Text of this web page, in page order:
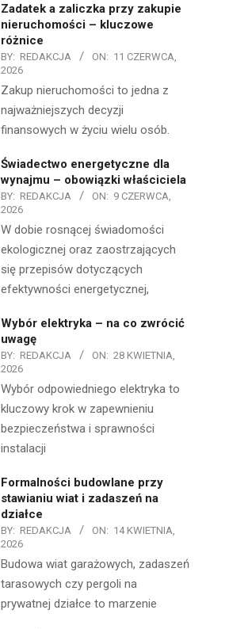
Zadatek a zaliczka przy zakupie
nieruchomości – kluczowe
różnice
BY: REDAKCJA ON: 11 CZERWCA,
2026
Zakup nieruchomości to jedna z
najważniejszych decyzji
finansowych w życiu wielu osób.
Świadectwo energetyczne dla
wynajmu – obowiązki właściciela
BY: REDAKCJA ON: 9 CZERWCA,
2026
W dobie rosnącej świadomości
ekologicznej oraz zaostrzających
się przepisów dotyczących
efektywności energetycznej,
Wybór elektryka – na co zwrócić
uwagę
BY: REDAKCJA ON: 28 KWIETNIA,
2026
Wybór odpowiedniego elektryka to
kluczowy krok w zapewnieniu
bezpieczeństwa i sprawności
instalacji
Formalności budowlane przy
stawianiu wiat i zadaszeń na
działce
BY: REDAKCJA ON: 14 KWIETNIA,
2026
Budowa wiat garażowych, zadaszeń
tarasowych czy pergoli na
prywatnej działce to marzenie